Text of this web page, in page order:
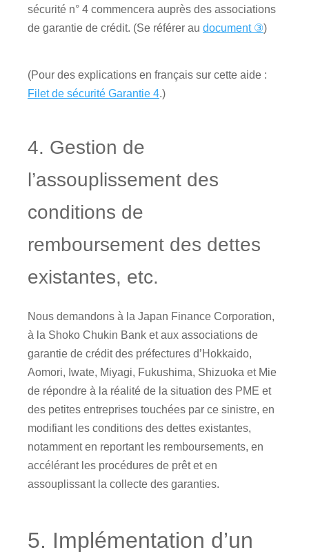
sécurité n° 4 commencera auprès des associations
de garantie de crédit. (Se référer au document ③)
(Pour des explications en français sur cette aide :
Filet de sécurité Garantie 4.)
4. Gestion de
l’assouplissement des
conditions de
remboursement des dettes
existantes, etc.
Nous demandons à la Japan Finance Corporation,
à la Shoko Chukin Bank et aux associations de
garantie de crédit des préfectures d’Hokkaido,
Aomori, Iwate, Miyagi, Fukushima, Shizuoka et Mie
de répondre à la réalité de la situation des PME et
des petites entreprises touchées par ce sinistre, en
modifiant les conditions des dettes existantes,
notamment en reportant les remboursements, en
accélérant les procédures de prêt et en
assouplissant la collecte des garanties.
5. Implémentation d’un